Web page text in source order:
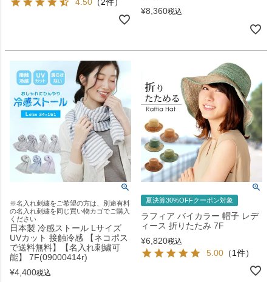
¥8,360税込
※名入れ刺繍をご希望の方は、別途有料
の名入れ刺繍を同じ買い物カゴでご購入
ください
日本製 冷感ストール Lサイズ
UVカット 接触冷感 【ネコポス
で送料無料】【名入れ刺繍可
能】 7F(09000414r)
¥4,400税込
夏決算30%OFFクーポン対象
ラフィア バイカラー 帽子 レデ
ィース 折りたたみ 7F
¥6,820税込
5.00 （1件）